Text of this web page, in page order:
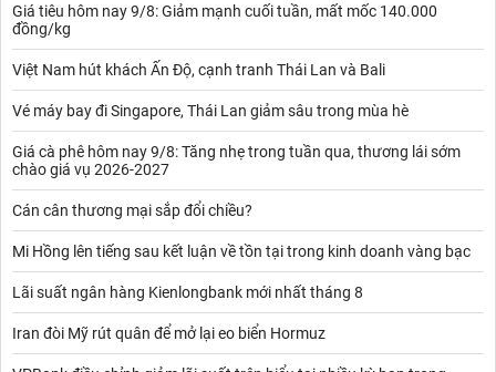
Giá tiêu hôm nay 9/8: Giảm mạnh cuối tuần, mất mốc 140.000
đồng/kg
Việt Nam hút khách Ấn Độ, cạnh tranh Thái Lan và Bali
Vé máy bay đi Singapore, Thái Lan giảm sâu trong mùa hè
Giá cà phê hôm nay 9/8: Tăng nhẹ trong tuần qua, thương lái sớm
chào giá vụ 2026-2027
Cán cân thương mại sắp đổi chiều?
Mi Hồng lên tiếng sau kết luận về tồn tại trong kinh doanh vàng bạc
Lãi suất ngân hàng Kienlongbank mới nhất tháng 8
Iran đòi Mỹ rút quân để mở lại eo biển Hormuz